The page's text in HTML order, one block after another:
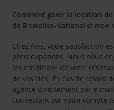
Comment gérer la location
de Bruxelles-National si mon
Chez Avis, votre satisfaction
préoccupations. Nous nous
les conditions de votre
de vos clés. En cas de retard
agence directement par e-
connectant sur votre compte